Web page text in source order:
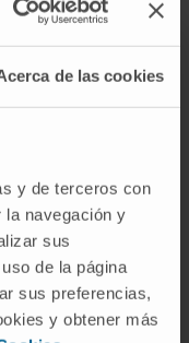
de las cookies
y de terceros con
la navegación y
sus
de la página
sus preferencias,
y obtener más
persiste
su uso
las
amplio.